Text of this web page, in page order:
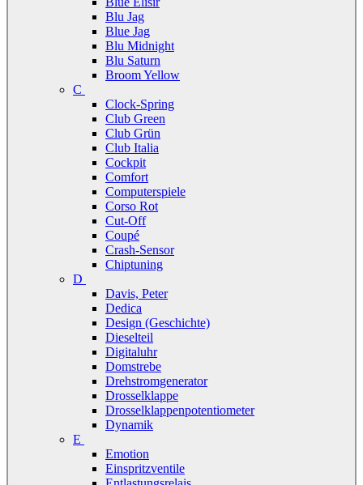
Blu Jag
Blue Jag
Blu Midnight
Blu Saturn
Broom Yellow
C
Clock-Spring
Club Green
Club Grün
Club Italia
Cockpit
Comfort
Computerspiele
Corso Rot
Cut-Off
Coupé
Crash-Sensor
Chiptuning
D
Davis, Peter
Dedica
Design (Geschichte)
Dieselteil
Digitaluhr
Domstrebe
Drehstromgenerator
Drosselklappe
Drosselklappenpotentiometer
Dynamik
E
Emotion
Einspritzventile